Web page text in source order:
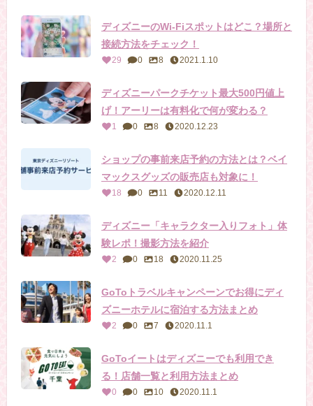
ディズニーのWi-Fiスポットはどこ？場所と
接続方法をチェック！
29 0 8 2021.1.10
ディズニーパークチケット最大500円値上
げ！アーリーは有料化で何が変わる？
1 0 8 2020.12.23
ショップの事前来店予約の方法とは？ベイ
マックスグッズの販売店も対象に！
18 0 11 2020.12.11
ディズニー「キャラクター入りフォト」体
験レポ！撮影方法を紹介
2 0 18 2020.11.25
GoToトラベルキャンペーンでお得にディ
ズニーホテルに宿泊する方法まとめ
2 0 7 2020.11.1
GoToイートはディズニーでも利用でき
る！店舗一覧と利用方法まとめ
0 0 10 2020.11.1